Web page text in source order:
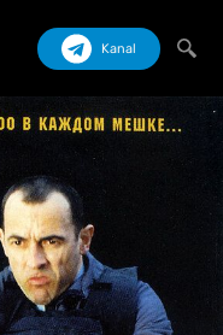
Kanal
Izlash